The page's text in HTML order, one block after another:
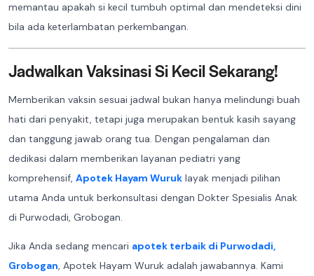
memantau apakah si kecil tumbuh optimal dan mendeteksi dini
bila ada keterlambatan perkembangan.
Jadwalkan Vaksinasi Si Kecil Sekarang!
Memberikan vaksin sesuai jadwal bukan hanya melindungi buah
hati dari penyakit, tetapi juga merupakan bentuk kasih sayang
dan tanggung jawab orang tua. Dengan pengalaman dan
dedikasi dalam memberikan layanan pediatri yang
komprehensif, Apotek Hayam Wuruk layak menjadi pilihan
utama Anda untuk berkonsultasi dengan Dokter Spesialis Anak
di Purwodadi, Grobogan.
Jika Anda sedang mencari apotek terbaik di Purwodadi,
Grobogan , Apotek Hayam Wuruk adalah jawabannya. Kami